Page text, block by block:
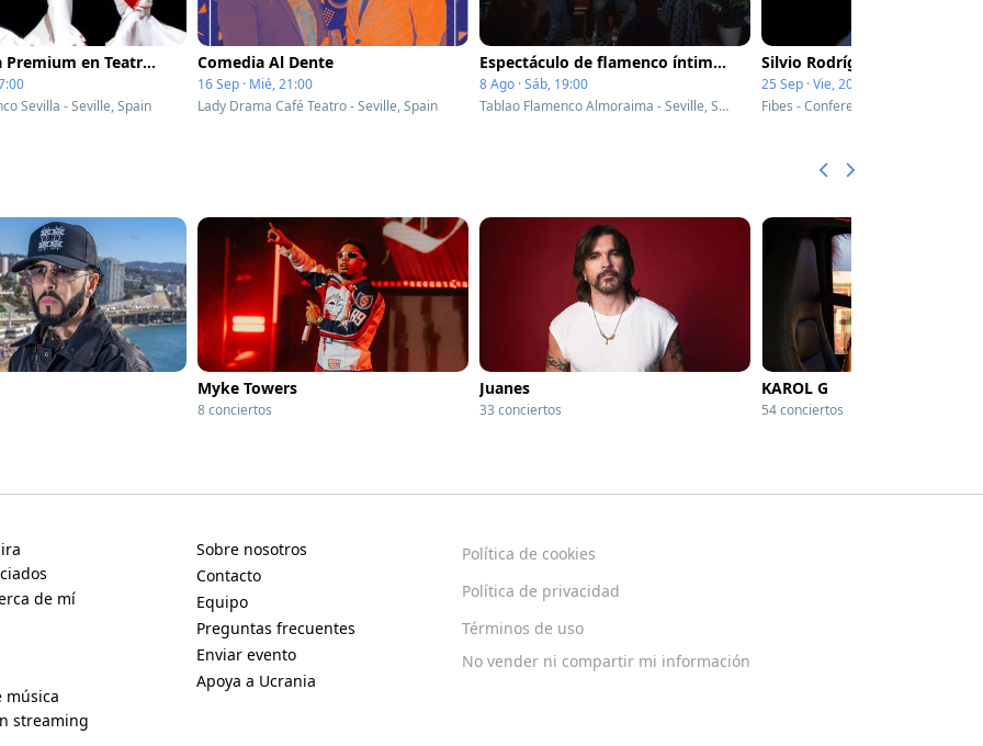
Experiencia Premium en Teatro Flamenco Sevilla
Sevilla - Seville, Spain
Comedia Al Dente
16 Sep · Mié, 21:00
Lady Drama Café Teatro - Seville, Spain
Espectáculo de flamenco íntimo en el corazón de Triana
8 Ago · Sáb, 19:00
Tablao Flamenco Almoraima - Seville, Spain
Silvio Rodríguez
25 Sep · Vie, 20:30
Myke Towers
8 conciertos
Juanes
33 conciertos
KAROL G
54 conciertos
de mí
música
streaming
Sobre nosotros
Contacto
Equipo
Preguntas frecuentes
Enviar evento
Apoya a Ucrania
Política de cookies
Política de privacidad
Términos de uso
No vender ni compartir mi información